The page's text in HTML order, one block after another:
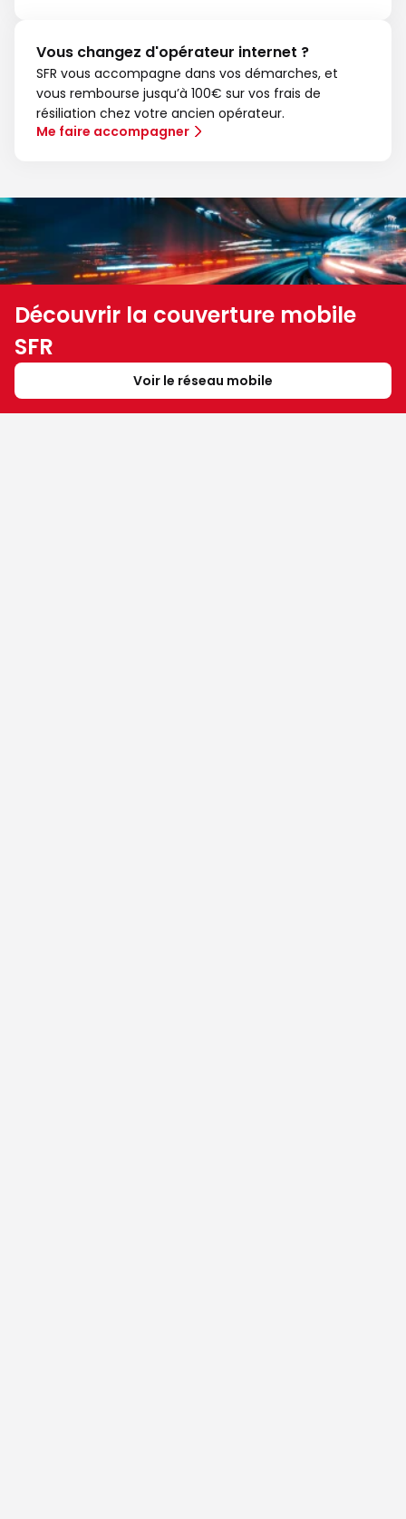
Vous changez d'opérateur internet ?
SFR vous accompagne dans vos démarches, et
vous rembourse jusqu’à 100€ sur vos frais de
résiliation chez votre ancien opérateur.
Me faire accompagner
Découvrir la couverture mobile
SFR
Voir le réseau mobile